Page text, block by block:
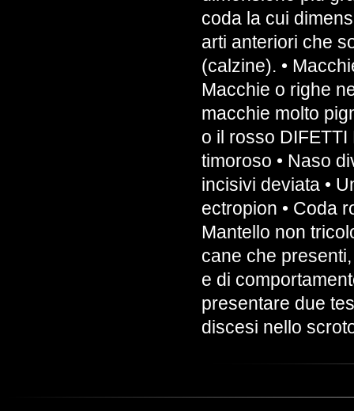
coda la cui
arti anteriori che
(calzine). •
Macchie o righe
macchie molto
o il rosso
timoroso • Naso
incisivi deviata •
ectropion • Coda
Mantello non
cane che
e di
presentare due
discesi nello